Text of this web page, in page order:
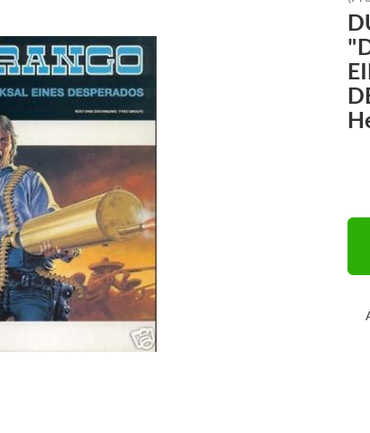
Create a new account